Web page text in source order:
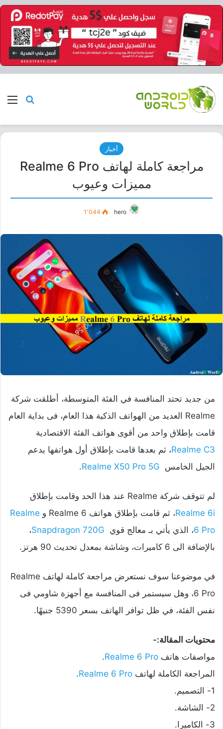
بحث
أخبار
مراجعة كاملة لهاتف Realme 6 Pro
مميزات وعيوب
hero 1٬044
من جديد تحتد المنافسة في الفئة المتوسطة، أطلقت شركة
Realme العديد من الهواتف الذكية هذا العام، فى بداية العام
قامت بإطلاق واحد من أقوى هواتف الفئة الاقتصادية
Realme C3، ثم بعدها قامت بإطلاق أول هواتفها يدعم
الجيل الخامس Realme X50 Pro 5G
.
لم تتوقف شركة Realme عند هذا الحد وقامت بإطلاق
Realme 6i، ثم قامت بإطلاق هواتف Realme 6 و
Realme
6 Pro، الذي يأتي بـ معالج قوي Snapdragon 720G،
بالإضافة الى 6 كاميرات، وشاشة بمعدل تحديث 90 هرتز.
في موضوعنا سوف نستعرض مراجعة كاملة لهاتف Realme
6 Pro، وهل سيستمر فى المنافسة مع أجهزة شاومي فى
نفس الفئة، في ظل توافر الهاتف بسعر 5390 جنيهًا.
محتويات المقالة:-
مواصفات هاتف Realme 6 Pro
.
المراجعة الكاملة لهاتف Realme 6 Pro
.
1- التصميم.
2- الشاشة.
3- الكاميرا.